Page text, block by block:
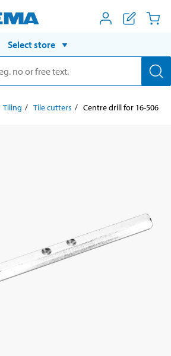
Select store
Tiling Tile cutters Centre drill for 16-506